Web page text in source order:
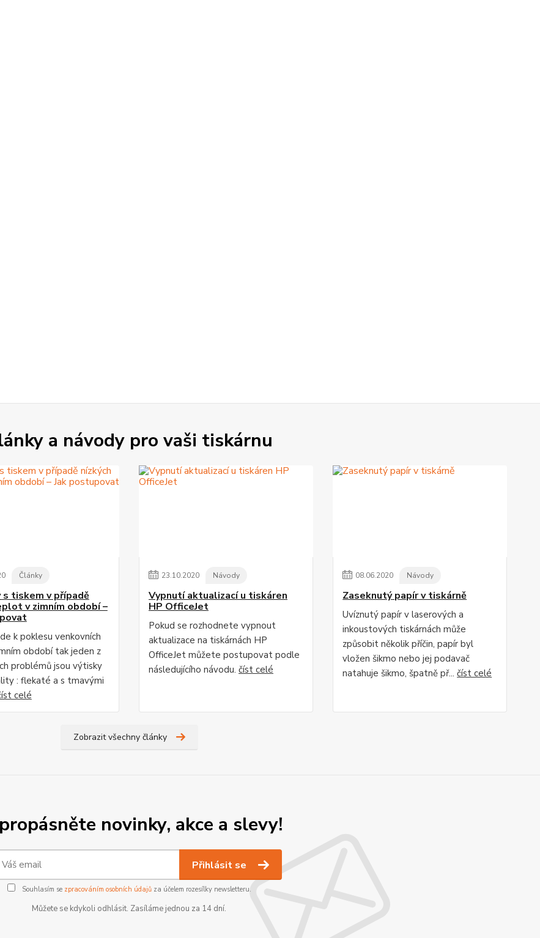
a návody pro vaši tiskárnu
Články
tiskem v případě
v zimním období –
k poklesu venkovních
období tak jeden z
problémů jsou výtisky
: flekaté a s tmavými
celé
23.10.2020 Návody
Vypnutí aktualizací u tiskáren
HP OfficeJet
Pokud se rozhodnete vypnout
aktualizace na tiskárnách HP
OfficeJet můžete postupovat podle
následujícího návodu. číst celé
08.06.2020 Návody
Zaseknutý papír v tiskárně
Uvíznutý papír v laserových a
inkoustových tiskárnách může
způsobit několik příčin, papír byl
vložen šikmo nebo jej podavač
natahuje šikmo, špatně př...číst celé
Zobrazit všechny články
novinky, akce a slevy!
Přihlásit se
Souhlasím se zpracováním osobních údajůza účelem rozesílky newsletteru.
Můžete se kdykoli odhlásit. Zasíláme jednou za 14 dní.